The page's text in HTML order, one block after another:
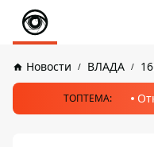
Новости ВЛАДА
ТОПТЕМА: